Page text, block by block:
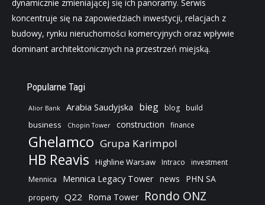
dynamicznie zmieniającej się ich panoramy. Serwis
koncentruje się na zapowiedziach inwestycji, relacjach z
budowy, rynku nieruchomości komercyjnych oraz wpływie
dominant architektonicznych na przestrzeń miejską.
Popularne Tagi
Alior Bank Arabia Saudyjska bieg blog build
business Chopin Tower construction finance
Ghelamco Grupa Karimpol
HB Reavis Highline Warsaw Intraco
investment
Mennica
Mennica Legacy Tower news PHN SA
property Q22 Roma Tower Rondo ONZ